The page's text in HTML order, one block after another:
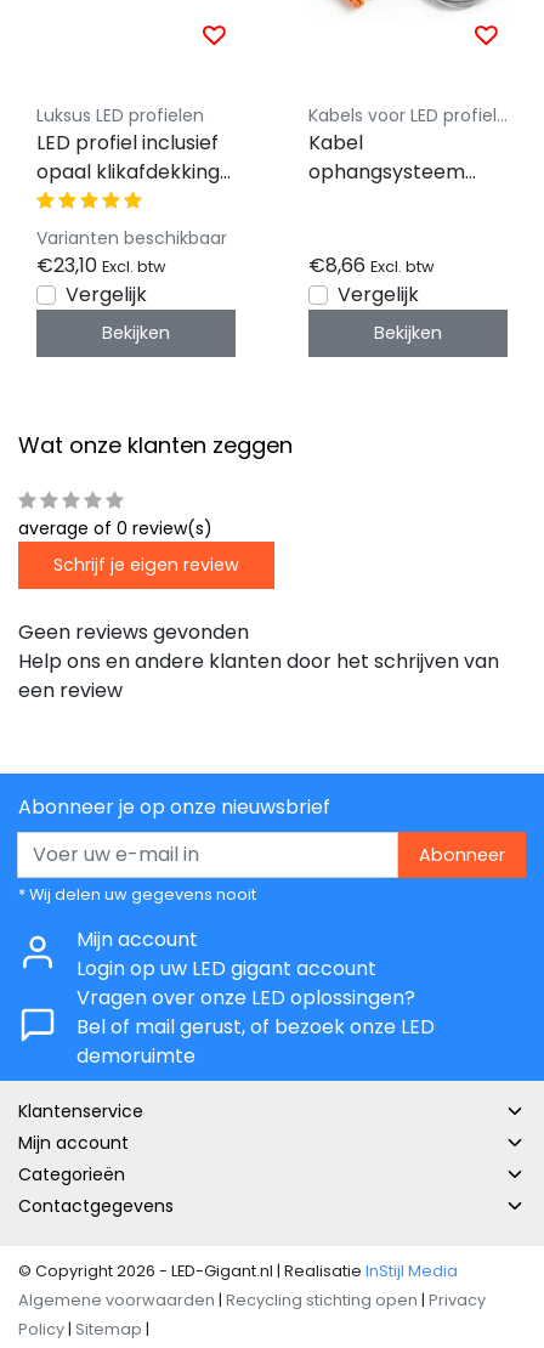
Luksus LED profielen
LED profiel inclusief
opaal klikafdekking
30 mm x 30,92 mm -
XL306ALU
Varianten beschikbaar
€23,10 Excl. btw
Vergelijk
Bekijken
Kabels voor LED profielen Luksus
Kabel
ophangsysteem
318ZWART,XL304ALU,
XL306ALU, XL306WIT,
XL08ZWART,
XL340ALU, XL340WIT,
€8,66 Excl. btw
Vergelijk
Bekijken
Wat onze klanten zeggen
average of 0 review(s)
Schrijf je eigen review
Geen reviews gevonden
Help ons en andere klanten door het schrijven van
een review
Abonneer je op onze nieuwsbrief
Abonneer
* Wij delen uw gegevens nooit
Mijn account
Login op uw LED gigant account
Vragen over onze LED oplossingen?
Bel of mail gerust, of bezoek onze LED
demoruimte
Klantenservice
Mijn account
Categorieën
Contactgegevens
© Copyright 2026 - LED-Gigant.nl | Realisatie InStijl Media
Algemene voorwaarden | Recycling stichting open | Privacy
Policy | Sitemap |